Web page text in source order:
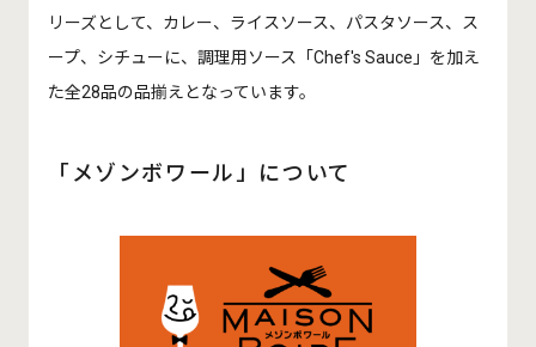
リーズとして、カレー、ライスソース、パスタソース、ス
ープ、シチューに、調理用ソース「Chef's Sauce」を加え
た全28品の品揃えとなっています。
「メゾンボワール」について